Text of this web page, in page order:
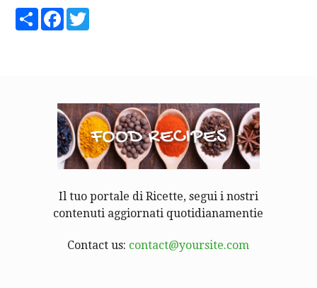
ShareFacebook
Il tuo portale di Ricette, segui i nostri
contenuti aggiornati quotidianamentie
Contact us: contact@yoursite.com